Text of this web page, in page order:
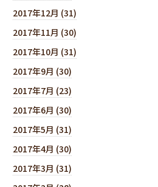
2017年12月 (31)
2017年11月 (30)
2017年10月 (31)
2017年9月 (30)
2017年7月 (23)
2017年6月 (30)
2017年5月 (31)
2017年4月 (30)
2017年3月 (31)